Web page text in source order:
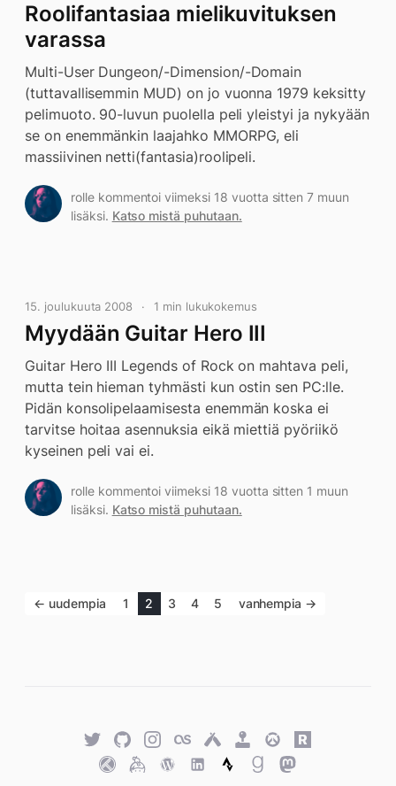
Roolifantasiaa mielikuvituksen
varassa
Multi-User Dungeon/-Dimension/-Domain
(tuttavallisemmin MUD) on jo vuonna 1979 keksitty
pelimuoto. 90-luvun puolella peli yleistyi ja nykyään
se on enemmänkin laajahko MMORPG, eli
massiivinen netti(fantasia)roolipeli.
rolle kommentoi viimeksi 18 vuotta sitten 7 muun
lisäksi. Katso mistä puhutaan.
15. joulukuuta 2008 1 min lukukokemus
Myydään Guitar Hero III
Guitar Hero III Legends of Rock on mahtava peli,
mutta tein hieman tyhmästi kun ostin sen PC:lle.
Pidän konsolipelaamisesta enemmän koska ei
tarvitse hoitaa asennuksia eikä miettiä pyöriikö
kyseinen peli vai ei.
rolle kommentoi viimeksi 18 vuotta sitten 1 muun
lisäksi. Katso mistä puhutaan.
← uudempia 1 2 3 4 5 vanhempia →
TwitterGitHubTwitterLast.fmUntappd
Retro
Achievements
Overwatch
Rawg.io
TraktKeybaseWordPress
WordPress
StravaGoodreads
Mastodon